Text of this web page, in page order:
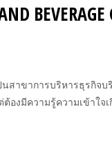
าขาการบริหารธุรกิจบ
งมีความรู้ความเข้าใจเ